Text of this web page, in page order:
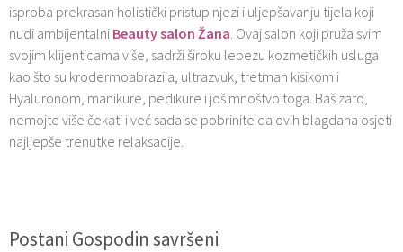
isproba prekrasan holistički pristup njezi i uljepšavanju tijela koji
nudi ambijentalni Beauty salon Žana. Ovaj salon koji pruža svim
svojim klijenticama više, sadrži široku lepezu kozmetičkih usluga
kao što su krodermoabrazija, ultrazvuk, tretman kisikom i
Hyaluronom, manikure, pedikure i još mnoštvo toga. Baš zato,
nemojte više čekati i već sada se pobrinite da ovih blagdana osjeti
najljepše trenutke relaksacije.
Postani Gospodin savršeni